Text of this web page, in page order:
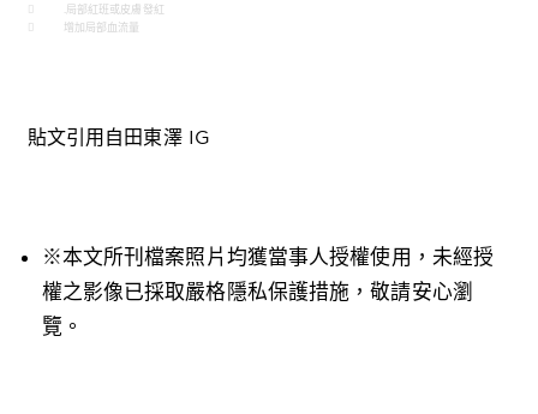
 .局部紅班或皮膚發紅
 增加局部血流量
貼文引用自田東澤 IG
※本文所刊檔案照片均獲當事人授權使用，未經授
權之影像已採取嚴格隱私保護措施，敬請安心瀏
覽。